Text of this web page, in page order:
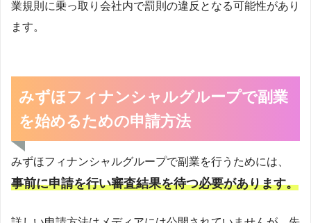
業規則に乗っ取り会社内で罰則の違反となる可能性があり
ます。
みずほフィナンシャルグループで副業
を始めるための申請方法
みずほフィナンシャルグループで副業を行うためには、
事前に申請を行い審査結果を待つ必要があります。